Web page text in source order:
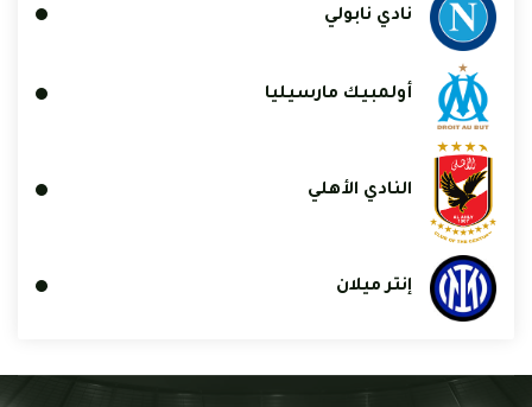
نادي نابولي
أولمبيك مارسيليا
النادي الأهلي
إنتر ميلان